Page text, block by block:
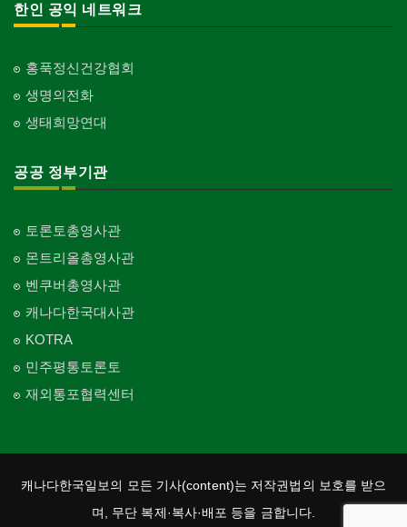
한인 공익 네트워크
홍푹정신건강협회
생명의전화
생태희망연대
공공 정부기관
토론토총영사관
몬트리올총영사관
벤쿠버총영사관
캐나다한국대사관
KOTRA
민주평통토론토
재외통포협력센터
캐나다한국일보의 모든 기사(content)는 저작권법의 보호를 받으
며, 무단 복제·복사·배포 등을 금합니다.